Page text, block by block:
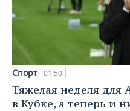
Спорт 01:50
Тяжелая неделя для
в Кубке, а теперь и